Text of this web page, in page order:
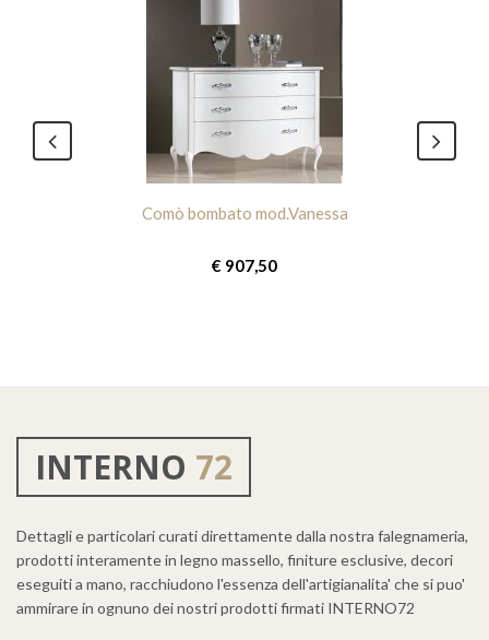
Comò bombato mod.Vanessa
€ 907,50
INTERNO 72
Dettagli e particolari curati direttamente dalla nostra falegnameria,
prodotti interamente in legno massello, finiture esclusive, decori
eseguiti a mano, racchiudono l'essenza dell'artigianalita' che si puo'
ammirare in ognuno dei nostri prodotti firmati INTERNO72